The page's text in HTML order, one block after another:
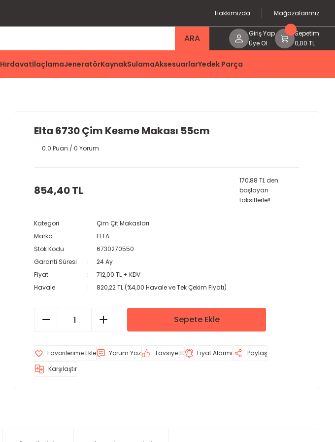
Hakkimizda Mağazalarımız
ARA
Giriş Yap
Üye Ol
Sepetim
0,00 TL
HırdavatİlaçlamaJeneratörKaynakSulamaAksesuarlarYedek Parça
Elta 6730 Çim Kesme Makası 55cm
0.0 Puan / 0 Yorum
854,40 TL
170,88 TL den
başlayan
taksitlerle!!
Kategori
Çim Çit Makasları
Marka
ELTA
Stok Kodu
6730270550
Garanti Süresi
24 Ay
Fiyat
712,00 TL + KDV
Havale
820,22 TL (%4,00 Havale ve Tek Çekim Fiyatı)
Sepete Ekle
Yorum Yaz Tavsiye Et Fiyat Alarmı
Paylaş
Karşılaştır